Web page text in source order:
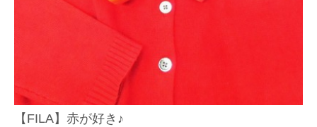
【FILA】赤が好き♪